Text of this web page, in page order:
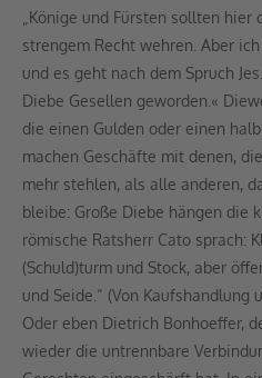
„Könige und Fürsten sollten
strengem Recht wehren. Aber
und es geht nach dem Spruch
Diebe Gesellen geworden.«
die einen Gulden oder einen
machen Geschäfte mit denen,
mehr stehlen, als alle anderen,
bleibe: Große Diebe hängen die
römische Ratsherr Cato sprach:
(Schuld)turm und Stock, aber
und Seide.“ (Von Kaufshandlung
Oder eben Dietrich Bonhoeffer,
wieder die untrennbare